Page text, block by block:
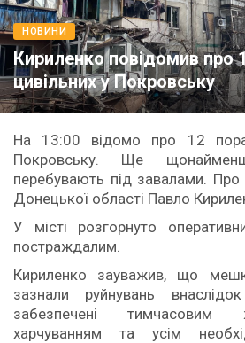
НОВИНИ
Кириленко повідомив про
цивільних у Покровську
На 13:00 відомо про 12
Покровську. Ще
перебувають під завалами. Про
Донецької області Павло
У місті розгорнуто
постраждалим.
Кириленко зауважив, що
зазнали руйнувань
забезпечені тимчасовим
харчуванням та усім